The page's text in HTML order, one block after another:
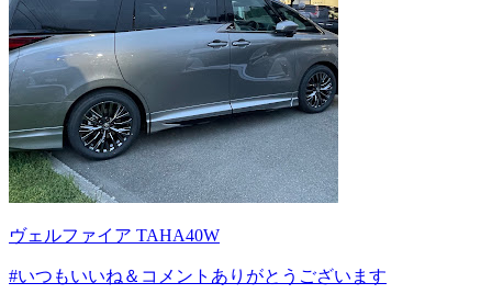
ヴェルファイア TAHA40W
#いつもいいね＆コメントありがとうございます